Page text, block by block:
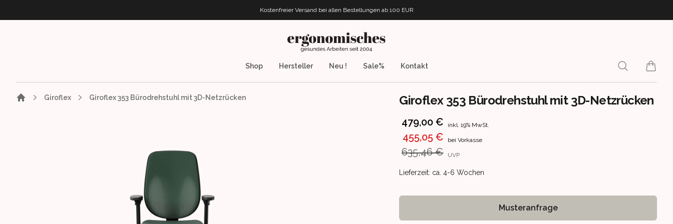
Kostenfreier Versand bei allen Bestellungen ab 100 EUR
ergonomisches.de
Shop Hersteller Neu ! Sale% Kontakt Search
items
Giroflex 353 Bürodrehstuhl mit 3D-Netzrücken
Product information
479,00 € inkl. 19% MwSt.
455,05 € bei Vorkasse
635,46 € UVP
Product delivery information
Lieferzeit: ca. 4-6 Wochen
Giroflex Giroflex 353 Bürodrehstuhl mit 3D-Netzrücken
Musteranfrage